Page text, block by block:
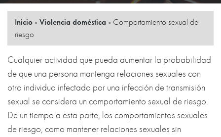
Inicio »Violencia doméstica » Comportamiento sexual de
riesgo
Cualquier actividad que pueda aumentar la probabilidad
de que una persona mantenga relaciones sexuales con
otro individuo infectado por una infección de transmisión
sexual se considera un comportamiento sexual de riesgo.
De un tiempo a esta parte, los comportamientos sexuales
de riesgo, como mantener relaciones sexuales sin